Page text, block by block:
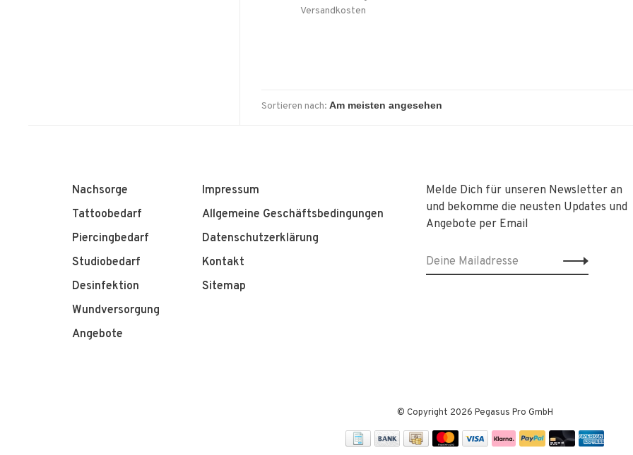
Versandkosten
Sortieren nach:
Nachsorge
Tattoobedarf
Piercingbedarf
Studiobedarf
Desinfektion
Wundversorgung
Angebote
Impressum
Allgemeine Geschäftsbedingungen
Datenschutzerklärung
Kontakt
Sitemap
Melde Dich für unseren Newsletter an
und bekomme die neusten Updates und
Angebote per Email
© Copyright 2026 Pegasus Pro GmbH